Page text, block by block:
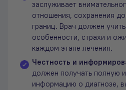
заслуживает
отношения, сохранения
границ. Врач должен
особенности, страхи и
каждом этапе лечения.
Честность и
должен получать полную
информацию о диагнозе,